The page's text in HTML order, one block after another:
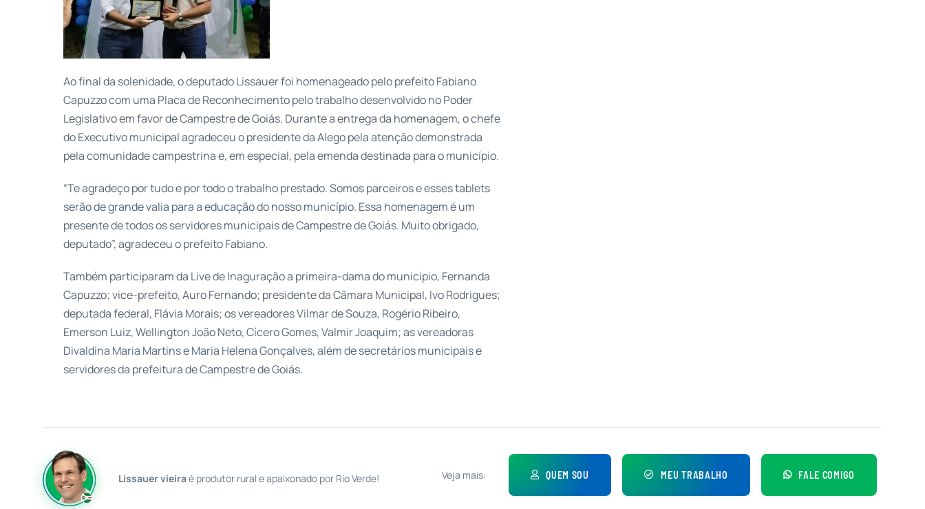
Ao final da solenidade, o deputado Lissauer foi homenageado pelo prefeito Fabiano
Capuzzo com uma Placa de Reconhecimento pelo trabalho desenvolvido no Poder
Legislativo em favor de Campestre de Goiás. Durante a entrega da homenagem, o chefe
do Executivo municipal agradeceu o presidente da Alego pela atenção demonstrada
pela comunidade campestrina e, em especial, pela emenda destinada para o município.
“Te agradeço por tudo e por todo o trabalho prestado. Somos parceiros e esses tablets
serão de grande valia para a educação do nosso município. Essa homenagem é um
presente de todos os servidores municipais de Campestre de Goiás. Muito obrigado,
deputado”, agradeceu o prefeito Fabiano.
Também participaram da Live de Inaguração a primeira-dama do município, Fernanda
Capuzzo; vice-prefeito, Auro Fernando; presidente da Câmara Municipal, Ivo Rodrigues;
deputada federal, Flávia Morais; os vereadores Vilmar de Souza, Rogério Ribeiro,
Emerson Luiz, Wellington João Neto, Cícero Gomes, Valmir Joaquim; as vereadoras
Divaldina Maria Martins e Maria Helena Gonçalves, além de secretários municipais e
servidores da prefeitura de Campestre de Goiás.
Lissauer vieiraé produtor rural e apaixonado por Rio Verde! Veja mais: QUEM SOU MEU TRABALHO FALE COMIGO